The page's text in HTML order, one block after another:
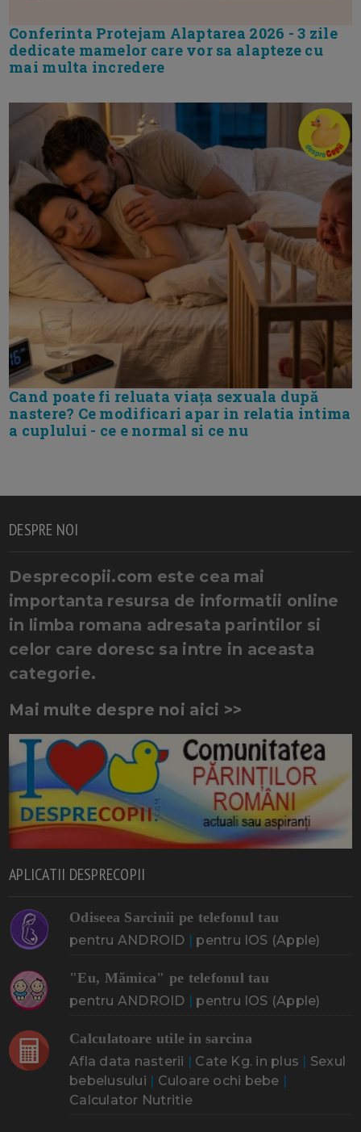
Conferinta Protejam Alaptarea 2026 - 3 zile
dedicate mamelor care vor sa alapteze cu
mai multa incredere
Cand poate fi reluata viața sexuala după
nastere? Ce modificari apar in relatia intima
a cuplului - ce e normal si ce nu
DESPRE NOI
Desprecopii.com este cea mai
importanta resursa de informatii online
in limba romana adresata parintilor si
celor care doresc sa intre in aceasta
categorie.
Mai multe despre noi aici >>
APLICATII DESPRECOPII
Odiseea Sarcinii pe telefonul tau
pentru ANDROID | pentru IOS (Apple)
"Eu, Mămica" pe telefonul tau
pentru ANDROID | pentru IOS (Apple)
Calculatoare utile in sarcina
Afla data nasterii | Cate Kg. in plus | Sexul
bebelusului | Culoare ochi bebe |
Calculator Nutritie